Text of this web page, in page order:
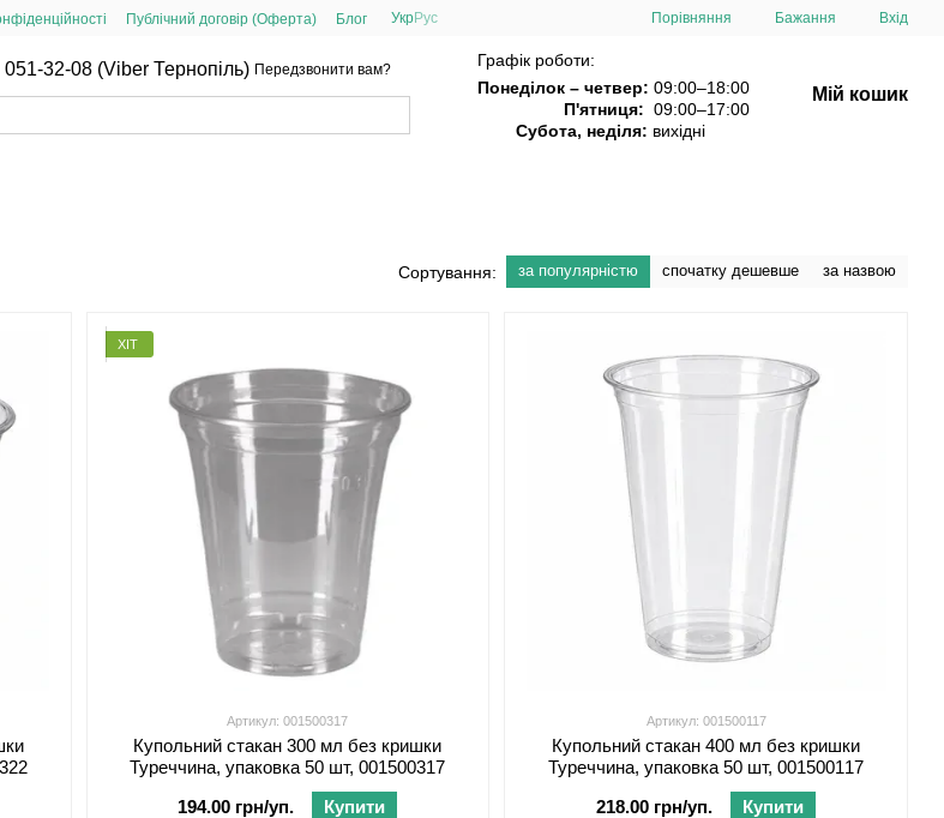
Публічний договір (Оферта) Блог УкрРус Порівняння Бажання Вхід
051-32-08 (Viber Тернопіль) Передзвонити вам?
Графік роботи:
Понеділок – четвер: 09:00–18:00
П'ятниця: 09:00–17:00
Субота, неділя: вихідні
Мій кошик
Сортування: за популярністю спочатку дешевше за назвою
ХІТ
Артикул: 001500317
Купольний стакан 300 мл без кришки
Туреччина, упаковка 50 шт, 001500317
194.00 грн/уп.
Купити
Артикул: 001500117
Купольний стакан 400 мл без кришки
Туреччина, упаковка 50 шт, 001500117
218.00 грн/уп.
Купити